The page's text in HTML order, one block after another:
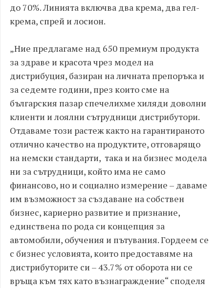
до 70%. Линията включва два крема, два гел-
крема, спрей и лосион.
„Ние предлагаме над 650 премиум продукта
за здраве и красота чрез модел на
дистрибуция, базиран на личната препоръка и
за седемте години, през които сме на
българския пазар спечелихме хиляди доволни
клиенти и лоялни сътрудници дистрибутори.
Отдаваме този растеж както на гарантираното
отлично качество на продуктите, отговарящо
на немски стандарти, така и на бизнес модела
ни за сътрудници, който има не само
финансово, но и социално измерение – даваме
им възможност за създаване на собствен
бизнес, кариерно развитие и признание,
единствена по рода си концепция за
автомобили, обучения и пътувания. Гордеем се
с бизнес условията, които предоставяме на
дистрибуторите си – 43.7% от оборота ни се
връща към тях като възнаграждение“ споделя